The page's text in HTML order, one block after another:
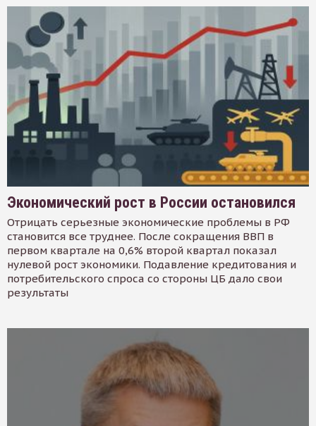
Экономический рост в России остановился
Отрицать серьезные экономические проблемы в РФ
становится все труднее. После сокращения ВВП в
первом квартале на 0,6% второй квартал показал
нулевой рост экономики. Подавление кредитования и
потребительского спроса со стороны ЦБ дало свои
результаты